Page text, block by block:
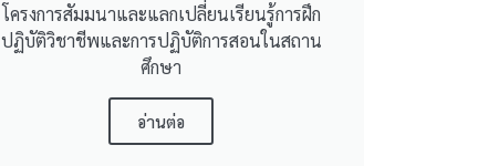
โครงการสัมมนาและแลกเปลี่ยนเรียนรู้การฝึก
ปฏิบัติวิชาชีพและการปฏิบัติการสอนในสถาน
ศึกษา
อ่านต่อ